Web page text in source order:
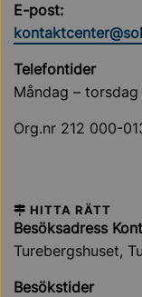
E-post:
Telefontider
Måndag – torsdag
Org.nr 212 000-
HITTA RÄTT
Besöksadress
Turebergshuset,
Besökstider